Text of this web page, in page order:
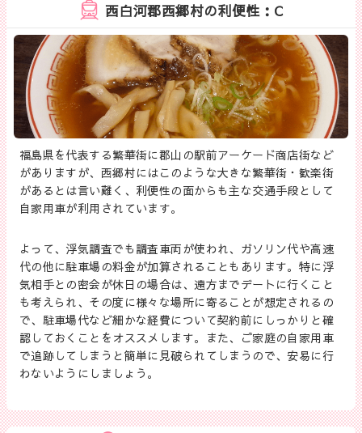
西白河郡西郷村の利便性：C
福島県を代表する繁華街に郡山の駅前アーケード商店街など
がありますが、西郷村にはこのような大きな繁華街・歓楽街
があるとは言い難く、利便性の面からも主な交通手段として
自家用車が利用されています。
よって、浮気調査でも調査車両が使われ、ガソリン代や高速
代の他に駐車場の料金が加算されることもあります。特に浮
気相手との密会が休日の場合は、遠方までデートに行くこと
も考えられ、その度に様々な場所に寄ることが想定されるの
で、駐車場代など細かな経費について契約前にしっかりと確
認しておくことをオススメします。また、ご家庭の自家用車
で追跡してしまうと簡単に見破られてしまうので、安易に行
わないようにしましょう。